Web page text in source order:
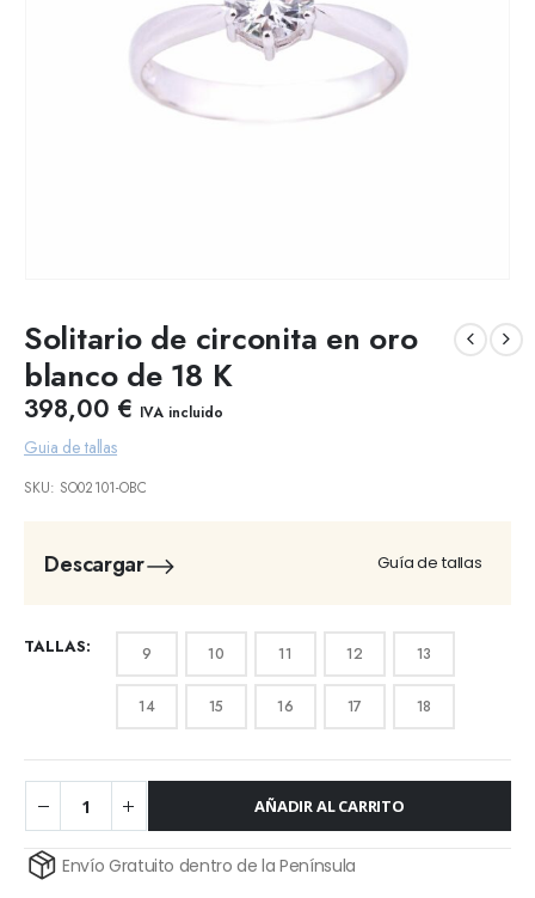
Solitario de circonita en oro
blanco de 18 K
398,00 € IVA incluido
Guia de tallas
SKU: SO02101-OBC
Descargar Guía de tallas
TALLAS 9 10 11 12 13
14 15 16 17 18
AÑADIR AL CARRITO
Alternative:Envío Gratuito dentro de la Península